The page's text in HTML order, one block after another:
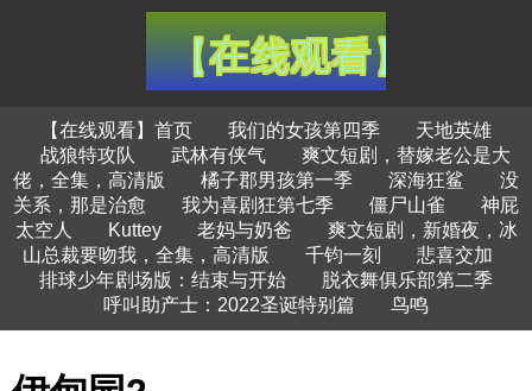
【在线观看】首页 我们的女孩第四季
天地英雄
战狼特攻队
武林有侠气
爽文短剧，替嫁老公是大
佬，全集，高清版
橘子郡男孩第一季 深海狂鲨
没
关系，那是治愈
我为喜剧狂第七季 僵尸山雀
神屁
太空人
Kuttey 老妈与奶爸
爽文短剧，新婚夜，冰
山总裁要吻我，全集，高清版
千钧一刻
悲喜交加
排球少年剧场版：结束与开始
脱衣舞俱乐部第二季
呼叫助产士：2022圣诞特别篇
鸟鸣